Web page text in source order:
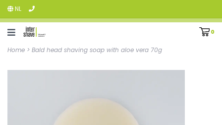
NL
0
Home > Bald head shaving soap with aloe vera 70g